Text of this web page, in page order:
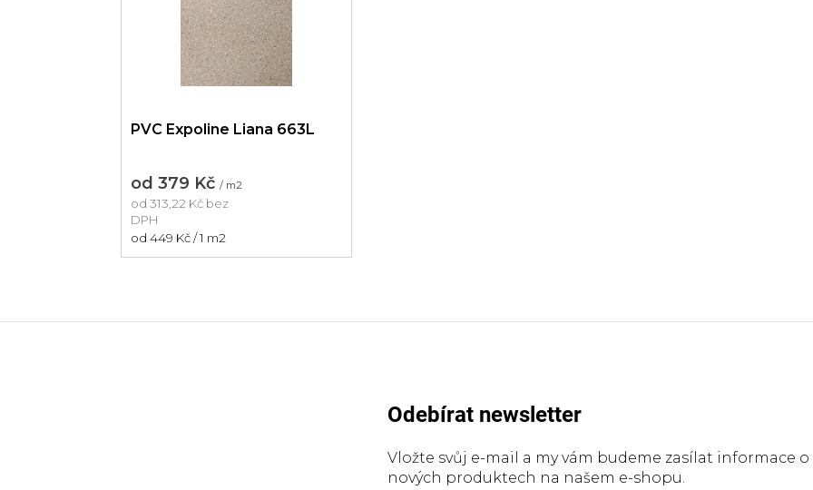
PVC Expoline Liana 663L
od 379 Kč / m2
od 313,22 Kč bez
DPH
Měrná
od 449 Kč / 1 m2
Odebírat newsletter
Vložte svůj e-mail a my vám budeme zasílat informace o
nových produktech na našem e-shopu.